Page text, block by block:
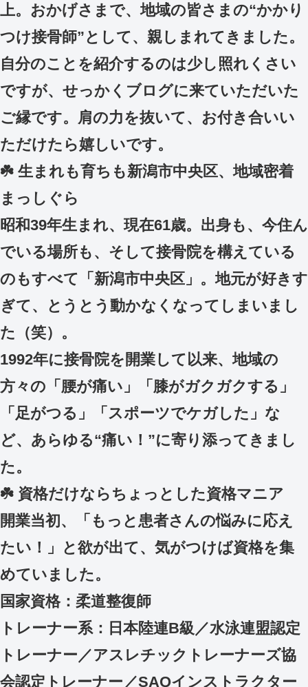
上。おかげさまで、地域の皆さまの“かかり
つけ接骨師”として、親しまれてきました。
自分のことを紹介するのは少し照れくさい
ですが、せっかくブログに来ていただいた
ご縁です。肩の力を抜いて、お付き合いい
ただけたら嬉しいです。
☘️ 生まれも育ちも新潟市中央区、地域密着
まっしぐら
昭和39年生まれ、現在61歳。出身も、今住ん
でいる場所も、そして接骨院を構えている
のもすべて「新潟市中央区」。地元が好きす
ぎて、とうとう動かなくなってしまいまし
た（笑）。
1992年に接骨院を開業して以来、地域の
方々の「腰が痛い」「膝がガクガクする」
「足がつる」「スポーツでケガした」な
ど、あらゆる“痛い！”に寄り添ってきまし
た。
☘️ 資格だけならちょっとした資格マニア
開業当初、「もっと患者さんの悩みに応え
たい！」と欲が出て、気がつけば資格を集
めていました。
国家資格：柔道整復師
トレーナー系：日本陸連B級／水泳連盟認定
トレーナー／アスレチックトレーナーズ協
会認定トレーナー／SAQインストラクター